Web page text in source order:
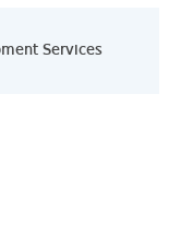
Services